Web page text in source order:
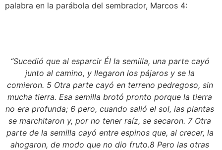
palabra en la parábola del sembrador, Marcos 4:
“Sucedió que al esparcir Él la semilla, una parte cayó
junto al camino, y llegaron los pájaros y se la
comieron. 5 Otra parte cayó en terreno pedregoso, sin
mucha tierra. Esa semilla brotó pronto porque la tierra
no era profunda; 6 pero, cuando salió el sol, las plantas
se marchitaron y, por no tener raíz, se secaron. 7 Otra
parte de la semilla cayó entre espinos que, al crecer, la
ahogaron, de modo que no dio fruto.8 Pero las otras